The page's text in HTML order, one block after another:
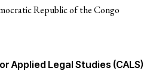
Republic of the Congo
Applied Legal Studies (CALS)